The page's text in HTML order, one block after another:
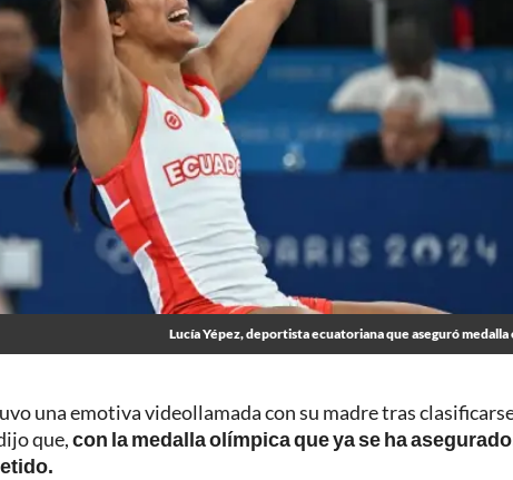
Lucía Yépez, deportista ecuatoriana que aseguró medalla
una emotiva videollamada con su madre tras
que,con la medalla olímpica que ya se ha